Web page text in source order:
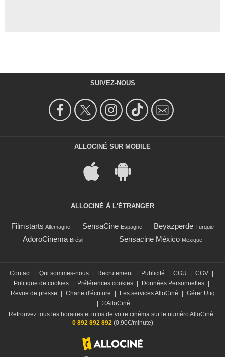
SUIVEZ-NOUS
ALLOCINÉ SUR MOBILE
ALLOCINÉ À L'ÉTRANGER
Filmstarts Allemagne SensaCine Espagne Beyazperde Turquie
AdoroCinema Brésil Sensacine México Mexique
Contact | Qui sommes-nous | Recrutement | Publicité | CGU | CGV |
Politique de cookies | Préférences cookies | Données Personnelles |
Revue de presse
| Charte d'écriture | Les services AlloCiné | Gérer Utiq
| ©AlloCiné
Retrouvez tous les horaires et infos de votre cinéma sur le numéro AlloCiné :
0 892 892 892 (0,90€/minute)